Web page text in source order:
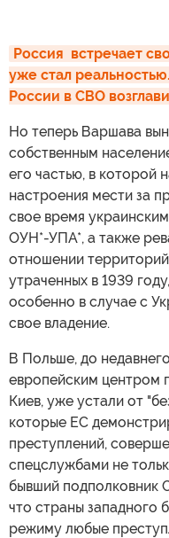
Россия  встречает
уже стал
России в СВО
Но теперь Варшава
собственным
его частью, в которой
настроения мести за
свое время
ОУН*-УПА*, а также
отношении
утраченных в 1939
особенно в случае с
свое владение.
В Польше, до
европейским центром
Киев, уже устали от
которые ЕС
преступлений,
спецслужбами не
бывший подполковник
что страны западного
режиму любые